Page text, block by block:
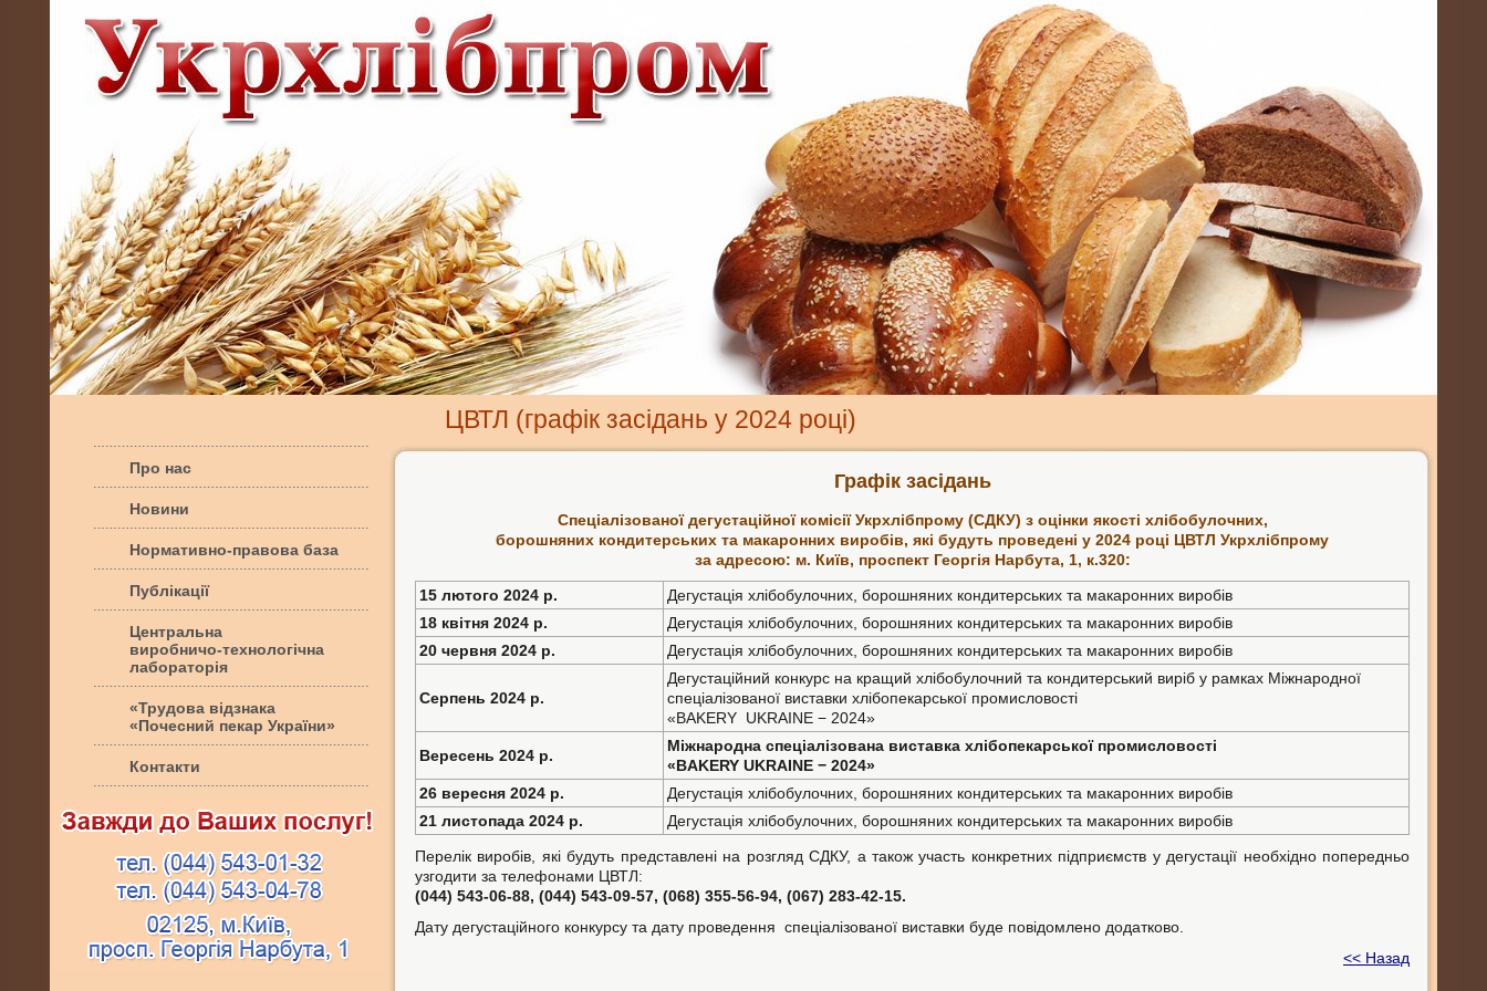
ЦВТЛ (графік засідань у 2024 році)
Про нас
Новини
Нормативно-правова база
Публікації
Центральна
виробничо-технологічна
лабораторія
«Трудова відзнака
«Почесний пекар України»
Контакти
Графік засідань
Спеціалізованої дегустаційної комісії Укрхлібпрому (СДКУ) з оцінки якості хлібобулочних,
борошняних кондитерських та макаронних виробів, які будуть проведені у 2024 році ЦВТЛ Укрхлібпрому
за адресою: м. Київ, проспект Георгія Нарбута, 1, к.320:
15 лютого 2024 р.
Дегустація хлібобулочних, борошняних кондитерських та макаронних виробів
18 квітня 2024 р.
Дегустація хлібобулочних, борошняних кондитерських та макаронних виробів
20 червня 2024 р.
Дегустація хлібобулочних, борошняних кондитерських та макаронних виробів
Серпень 2024 р.
Дегустаційний конкурс на кращий хлібобулочний та кондитерський виріб у рамках Міжнародної
спеціалізованої виставки хлібопекарської промисловості
«BAKERY UKRAINE − 2024»
Вересень 2024 р.
Міжнародна спеціалізована виставка хлібопекарської промисловості
«BAKERY UKRAINE − 2024»
26 вересня 2024 р.
Дегустація хлібобулочних, борошняних кондитерських та макаронних виробів
21 листопада 2024 р.
Дегустація хлібобулочних, борошняних кондитерських та макаронних виробів
Перелік виробів, які будуть представлені на розгляд СДКУ, а також участь конкретних підприємств у дегустації необхідно попередньо
узгодити за телефонами ЦВТЛ:
(044) 543-06-88, (044) 543-09-57, (068) 355-56-94, (067) 283-42-15.
Дату дегустаційного конкурсу та дату проведення спеціалізованої виставки буде повідомлено додатково.
<< Назад